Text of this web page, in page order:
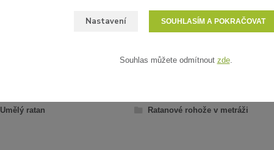
Umělý ratan Ratanové rohože v metráži
Nastavení SOUHLASÍM A POKRAČOVAT
Souhlas můžete odmítnout zde.